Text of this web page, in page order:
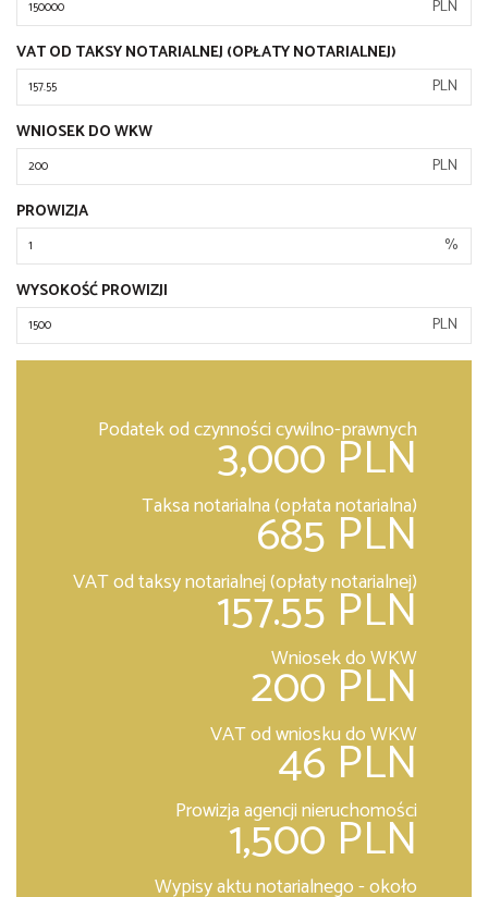
PLN
VAT OD TAKSY NOTARIALNEJ (OPŁATY NOTARIALNEJ)
PLN
WNIOSEK DO WKW
PLN
PROWIZJA
%
WYSOKOŚĆ PROWIZJI
PLN
Podatek od czynności cywilno-prawnych
3,000 PLN
Taksa notarialna (opłata notarialna)
685 PLN
VAT od taksy notarialnej (opłaty notarialnej)
157.55 PLN
Wniosek do WKW
200 PLN
VAT od wniosku do WKW
46 PLN
Prowizja agencji nieruchomości
1,500 PLN
Wypisy aktu notarialnego - około